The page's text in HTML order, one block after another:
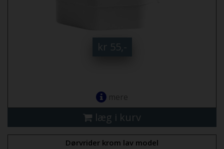
kr 55,-
mere
læg i kurv
Dørvrider krom lav model